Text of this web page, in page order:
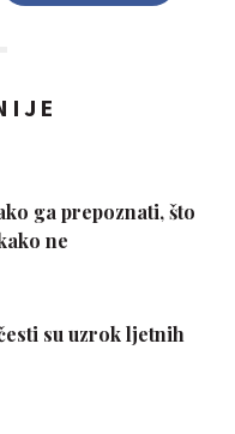
ga prepoznati, što
ne
su uzrok ljetnih